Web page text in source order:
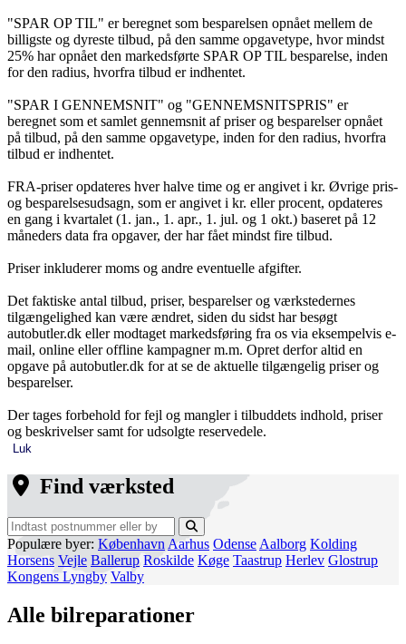
"SPAR OP TIL" er beregnet som besparelsen opnået mellem de
billigste og dyreste tilbud, på den samme opgavetype, hvor mindst
25% har opnået den markedsførte SPAR OP TIL besparelse, inden
for den radius, hvorfra tilbud er indhentet.
"SPAR I GENNEMSNIT" og "GENNEMSNITSPRIS" er
beregnet som et samlet gennemsnit af priser og besparelser opnået
på tilbud, på den samme opgavetype, inden for den radius, hvorfra
tilbud er indhentet.
FRA-priser opdateres hver halve time og er angivet i kr. Øvrige pris-
og besparelsesudsagn, som er angivet i kr. eller procent, opdateres
en gang i kvartalet (1. jan., 1. apr., 1. jul. og 1 okt.) baseret på 12
måneders data fra opgaver, der har fået mindst fire tilbud.
Priser inkluderer moms og andre eventuelle afgifter.
Det faktiske antal tilbud, priser, besparelser og værkstedernes
tilgængelighed kan være ændret, siden du sidst har besøgt
autobutler.dk eller modtaget markedsføring fra os via eksempelvis e-
mail, online eller offline kampagner m.m. Opret derfor altid en
opgave på autobutler.dk for at se de aktuelle tilgængelig priser og
besparelser.
Der tages forbehold for fejl og mangler i tilbuddets indhold, priser
og beskrivelser samt for udsolgte reservedele.
Luk
Find værksted
Populære byer: København Aarhus Odense Aalborg Kolding
Horsens Vejle Ballerup Roskilde Køge Taastrup Herlev Glostrup
Kongens Lyngby Valby
Alle bilreparationer